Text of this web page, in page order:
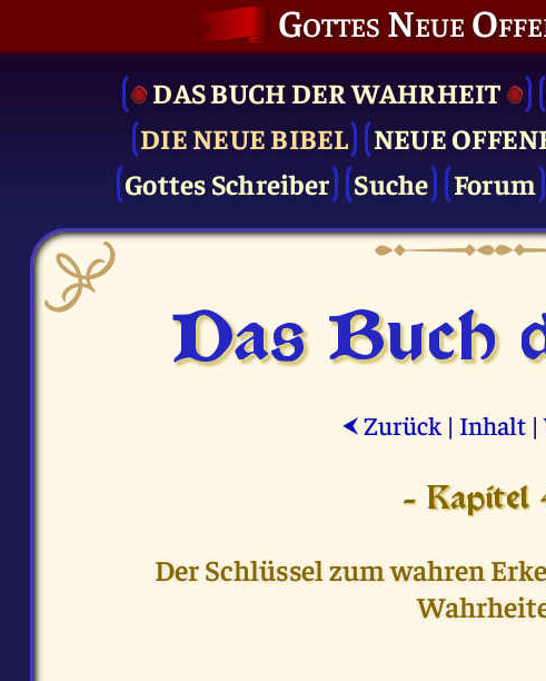
Gottes Neue
DAS BUCH DER WAHRHEIT
DIE NEUE BIBEL
NEUE
Gottes Schreiber
Suche Forum
Das Buch
⮜ Zurück | Inhalt |
- Kapitel
Der Schlüssel zum wahren